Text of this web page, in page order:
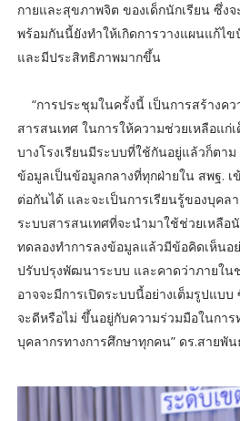
กายและสุขภาพจิต ของเด็กนักเรียน ซึ่ง
พร้อมกันนี้ยังทำให้เกิดการวางแผนแก้ไ
และมีประสิทธิภาพมากขึ้น
“การประชุมในครั้งนี้ เป็นการสร้างค
สารสนเทศ ในการให้ความช่วยเหลือแก่
บางโรงเรียนมีระบบที่ใช้กันอยู่แล้วก็ตา
ข้อมูลเป็นข้อมูลกลางที่ทุกฝ่ายใน สพฐ.
ต่อกันได้ และจะเป็นการเรียนรู้ของบุคล
ระบบสารสนเทศที่จะนำมาใช้ช่วยเหลือนั
ทดลองทำการลงข้อมูลแล้วมีข้อคิดเห็นอ
ปรับปรุงพัฒนาระบบ และคาดว่าภายใน
อาจจะมีการเปิดระบบนี้อย่างเต็มรูปแบ
จะดีหรือไม่ ขึ้นอยู่กับความร่วมมือในกา
บุคลากรทางการศึกษาทุกคน” ดร.สายพั